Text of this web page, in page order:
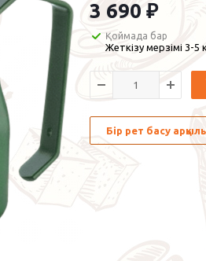
3 690 ₽
Қоймада бар
Жеткізу мерзімі 3-5
Бір рет басу